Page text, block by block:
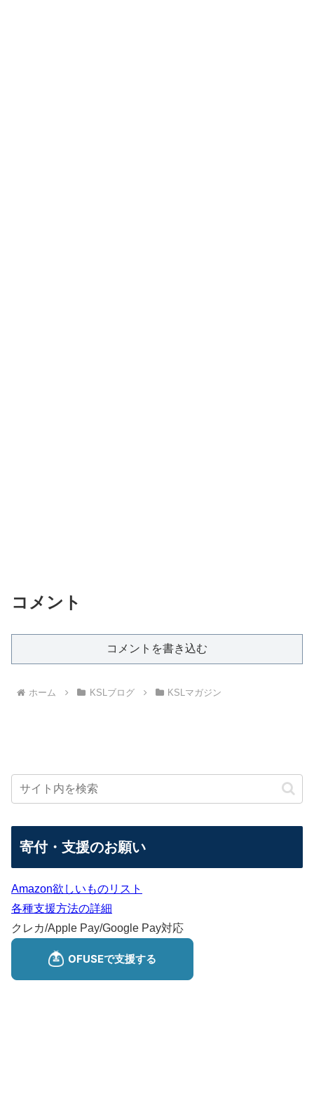
コメント
コメントを書き込む
ホーム KSLブログ KSLマガジン
寄付・支援のお願い
Amazon欲しいものリスト
各種支援方法の詳細
クレカ/Apple Pay/Google Pay対応